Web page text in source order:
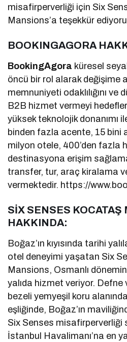
misafirperverliği için Six
Mansions’a teşekkür
BOOKINGAGORA
BookingAgora küresel
öncü bir rol alarak değişime
memnuniyeti odaklılığını
B2B hizmet vermeyi
yüksek teknolojik donanımı
binden fazla acente, 15 bini
milyon otele, 400’den fazla
destinasyona erişim
transfer, tur, araç kiralama
vermektedir. https://
SİX SENSES KOCATAŞ
HAKKINDA:
Boğaz’ın kıyısında tarihi
otel deneyimi yaşatan Six
Mansions, Osmanlı
yalıda hizmet veriyor. Defne
bezeli yemyeşil koru alanında
eşliğinde, Boğaz’ın
Six Senses misafirperverliği
İstanbul Havalimanı’na en